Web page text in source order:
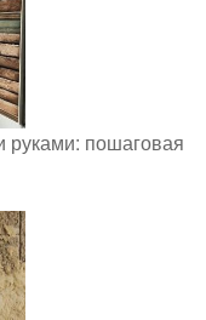
руками: пошаговая